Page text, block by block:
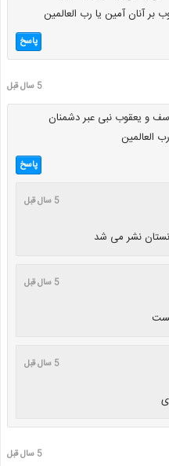
بر آنان آمین یا رب العالمین
پاسخ
5 سال قبل
و یعقوب نبی عبر دشمنان
العالمین
پاسخ
5 سال قبل
نشر مى شد
5 سال قبل
5 سال قبل
5 سال قبل